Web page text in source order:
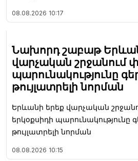
08.08.2026 10:17
Նախորդ շաբաթ
վարչական շրջանում
պարունակությունը
թույլատրելի նորման
Երևանի երեք վարչական
երկօքսիդի պարունակությունը
թույլատրելի նորման
08.08.2026 10:15